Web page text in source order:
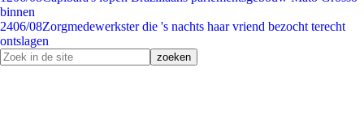
binnen
2406/08Zorgmedewerkster die 's nachts haar vriend bezocht terecht
ontslagen